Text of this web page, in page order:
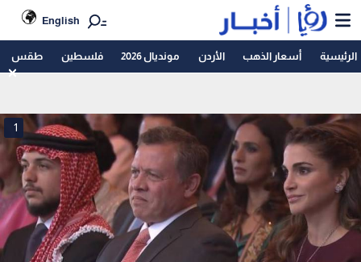
English
الرئيسية أسعار الذهب الأردن مونديال 2026 فلسطين طقس
1